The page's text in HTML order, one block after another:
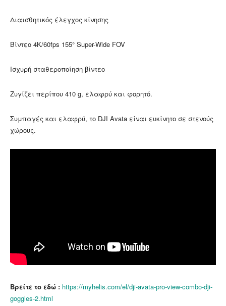
Διαισθητικός έλεγχος κίνησης
Βίντεο 4K/60fps 155° Super-Wide FOV
Ισχυρή σταθεροποίηση βίντεο
Ζυγίζει περίπου 410 g, ελαφρύ και φορητό.
Συμπαγές και ελαφρύ, το DJI Avata είναι ευκίνητο σε στενούς
χώρους.
Βρείτε το εδώ : https://myhelis.com/el/dji-avata-pro-view-combo-dji-
goggles-2.html